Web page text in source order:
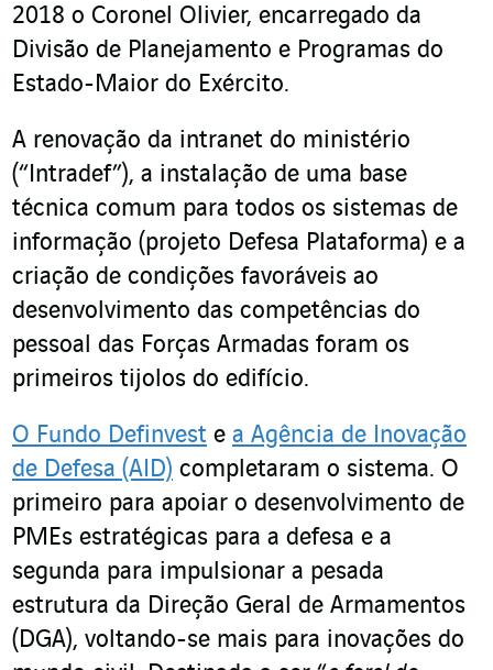
2018 o Coronel Olivier, encarregado da
Divisão de Planejamento e Programas do
Estado-Maior do Exército.
A renovação da intranet do ministério
(“Intradef”), a instalação de uma base
técnica comum para todos os sistemas de
informação (projeto Defesa Plataforma) e a
criação de condições favoráveis ao
desenvolvimento das competências do
pessoal das Forças Armadas foram os
primeiros tijolos do edifício.
O Fundo Definvest e a Agência de Inovação
de Defesa (AID) completaram o sistema. O
primeiro para apoiar o desenvolvimento de
PMEs estratégicas para a defesa e a
segunda para impulsionar a pesada
estrutura da Direção Geral de Armamentos
(DGA), voltando-se mais para inovações do